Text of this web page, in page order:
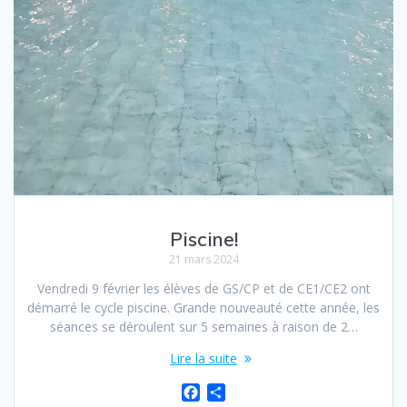
Piscine!
21 mars 2024
Vendredi 9 février les élèves de GS/CP et de CE1/CE2 ont
démarré le cycle piscine. Grande nouveauté cette année, les
séances se déroulent sur 5 semaines à raison de 2…
Lire la suite